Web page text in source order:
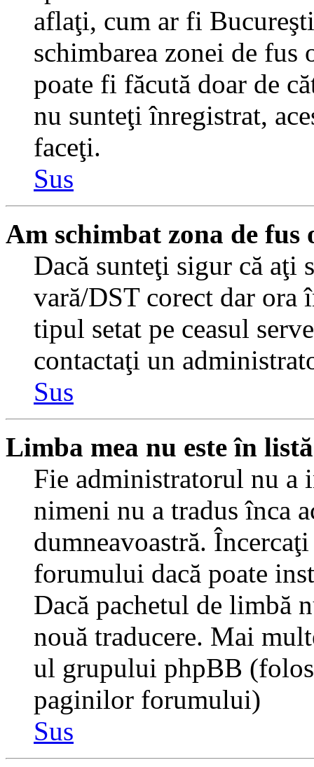
aflaţi, cum ar fi
schimbarea zonei de fus
poate fi făcută doar de
nu sunteţi înregistrat,
faceţi.
Sus
Am schimbat zona de
Dacă sunteţi sigur că aţi
vară/DST corect dar ora
tipul setat pe ceasul
contactaţi un
Sus
Limba mea nu este în
Fie administratorul nu a
nimeni nu a tradus înca
dumneavoastră.
forumului dacă poate
Dacă pachetul de limbă
nouă traducere. Mai
ul grupului phpBB
paginilor forumului)
Sus